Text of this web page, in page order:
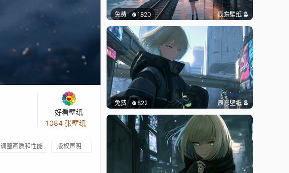
好看壁纸
1084 张壁纸
调整画质和性能 版权声明
免费 1820 辰东壁纸
免费 822 辰东壁纸